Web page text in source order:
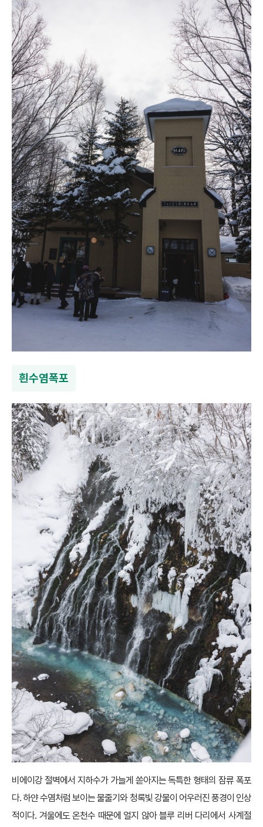
흰수염폭포
비에이강 절벽에서 지하수가 가늘게 쏟아지는 독특한 형태의 잠류 폭포
다. 하얀 수염처럼 보이는 물줄기와 청록빛 강물이 어우러진 풍경이 인상
적이다. 겨울에도 온천수 때문에 얼지 않아 블루 리버 다리에서 사계절